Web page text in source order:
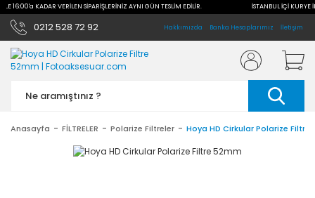
16:00'a KADAR VERİLEN SİPARİŞLERİNİZ AYNI GÜN TESLİM EDİLİR. İSTANBUL İÇİ KURYE
0212 528 72 92 Hakkımızda Banka Hesaplarımız İletişim
Anasayfa FİLTRELER Polarize Filtreler Hoya HD Cirkular Polarize Filtre